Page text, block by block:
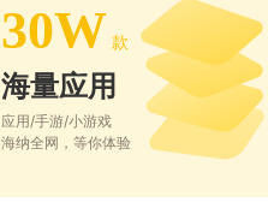
30W 款
海量应用
应用/手游/小游戏
海纳全网，等你体验